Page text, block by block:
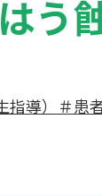
う
導） ＃患